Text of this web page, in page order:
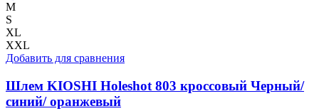
на
товара.
M
S
XL
XXL
Добавить для сравнения
Шлем KIOSHI Holeshot 803 кроссовый Черный/
синий/ оранжевый